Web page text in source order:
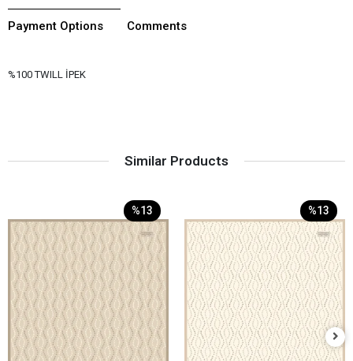
Payment Options Comments
%100 TWILL İPEK
Similar Products
%13 %13